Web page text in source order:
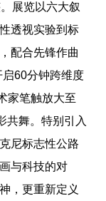
展览以六大叙
透视实验到标
配合先锋作曲
启60分钟跨维度
家笔触放大至
共舞。特别引入
尼标志性公路
与科技的对
，更重新定义